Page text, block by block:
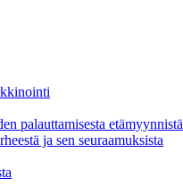
palauttamisesta etämyynnistä
ja sen seuraamuksista